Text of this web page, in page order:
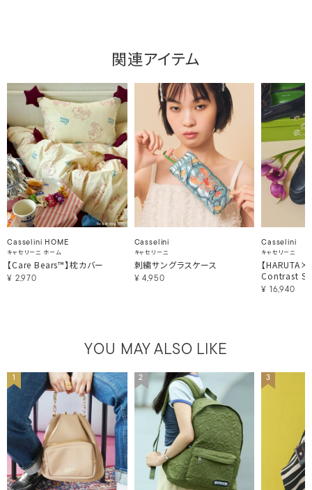
関連アイテム
Casselini HOME
キャセリーニ ホーム
【Care Bears™】枕カバー
¥ 2,970
Casselini
キャセリーニ
刺繍サングラスケース
¥ 4,950
Casselini
キャセリーニ
【
Contrast
¥ 16,940
YOU MAY ALSO LIKE
1 2 3